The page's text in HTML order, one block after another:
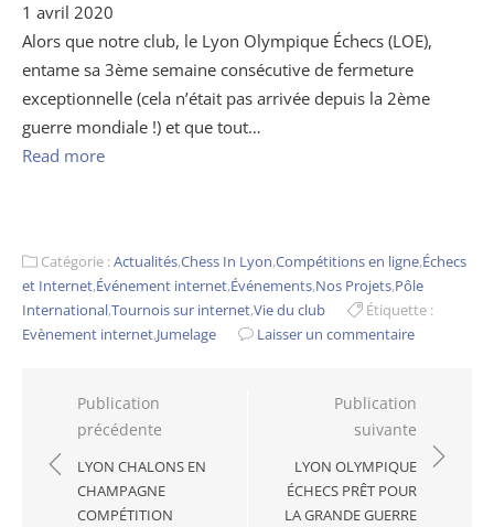
1 avril 2020
Alors que notre club, le Lyon Olympique Échecs (LOE),
entame sa 3ème semaine consécutive de fermeture
exceptionnelle (cela n’était pas arrivée depuis la 2ème
guerre mondiale !) et que tout…
Read more
Catégorie :Actualités,Chess In Lyon,Compétitions en ligne,Échecs
et Internet,Événement internet,Événements,Nos Projets,Pôle
International,Tournois sur internet,Vie du club
Étiquette :
Evènement internet,Jumelage Laisser un commentaire
Navigation
l’article
Publication
précédente
LYON CHALONS EN
CHAMPAGNE
COMPÉTITION
Publication
suivante
LYON OLYMPIQUE
ÉCHECS PRÊT POUR
LA GRANDE GUERRE